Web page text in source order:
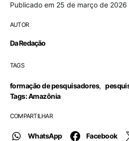
Publicado em 25 de março de 2026
AUTOR
Da Redação
TAGS
formação de pesquisadores,
Tags: Amazônia
COMPARTILHAR
WhatsApp Facebook